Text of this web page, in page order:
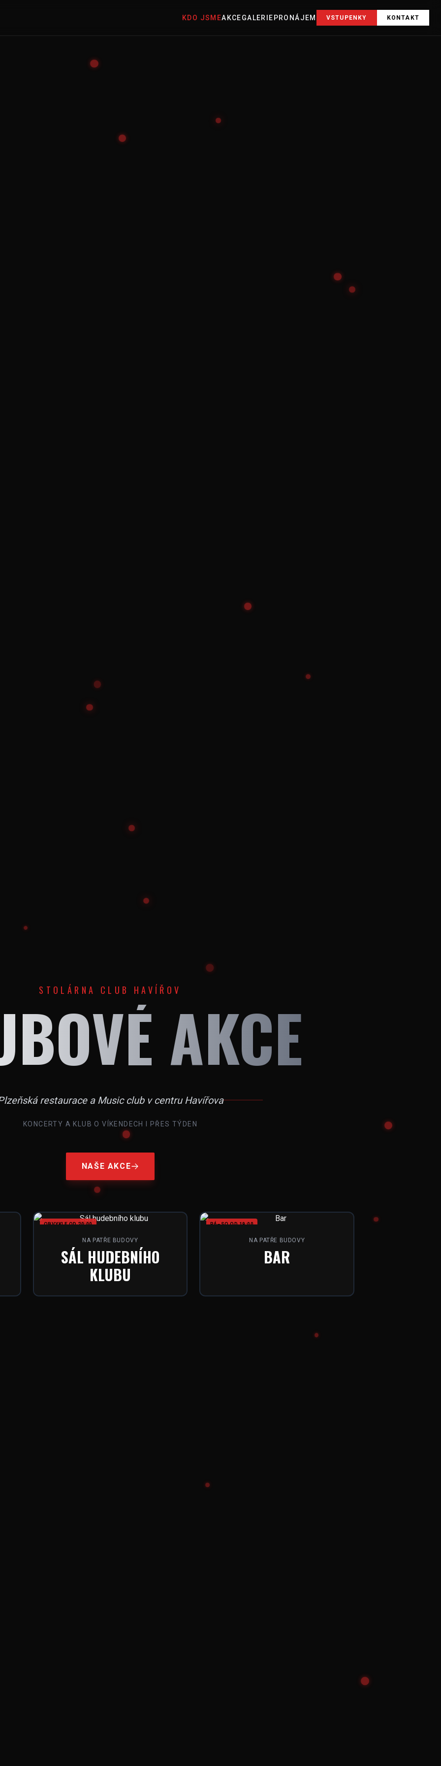
KDO JSMEAKCEGALERIE PRONÁJEM VSTUPENKY KONTAKT
STOLÁRNA CLUB HAVÍŘOVAKCE
restaurace a Music club v centru Havířova
KONCERTY A KLUB O VÍKENDECH I PŘES TÝDEN
NAŠE AKCE
OBVYKLE OD 20:00
NA PATŘE BUDOVY
SÁL HUDEBNÍHO
KLUBU
PÁ–SO OD 19:00
NA PATŘE BUDOVY
BAR